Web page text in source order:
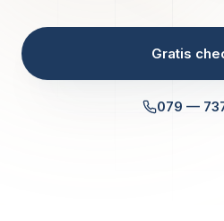
Gratis
079 —